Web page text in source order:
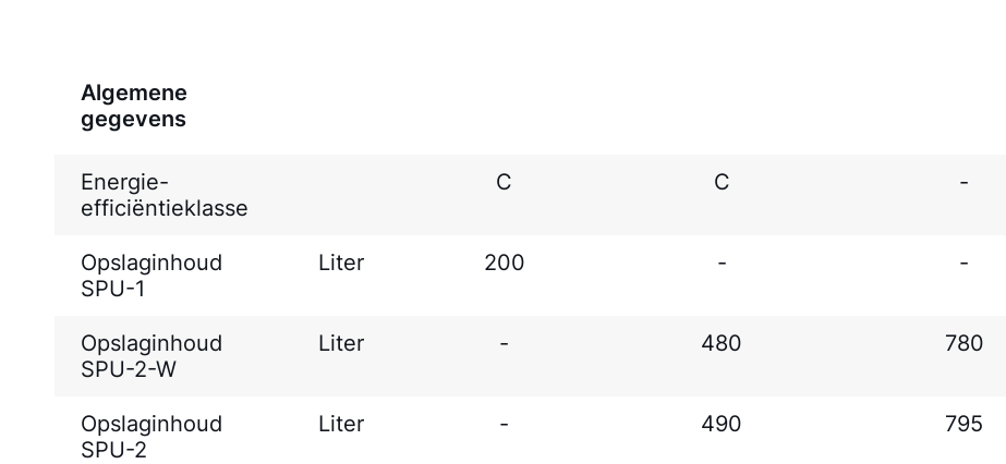
Algemene
gegevens
Energie-
efficiëntieklasse
C C -
Opslaginhoud
SPU-1
Liter 200 - -
Opslaginhoud
SPU-2-W
Liter - 480 780
Opslaginhoud
SPU-2
Liter - 490 795